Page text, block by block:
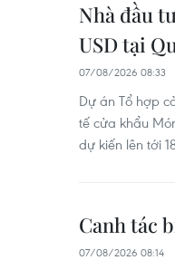
Nhà đầu
USD tại
07/08/2026 08:33
Dự án Tổ hợp
tế cửa khẩu
dự kiến lên tới
Canh tác
07/08/2026 08:14